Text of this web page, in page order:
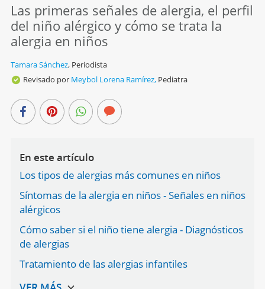
Las primeras señales de alergia, el perfil
del niño alérgico y cómo se trata la
alergia en niños
Tamara Sánchez, Periodista
Revisado por Meybol Lorena Ramírez, Pediatra
En este artículo
Los tipos de alergias más comunes en niños
Síntomas de la alergia en niños - Señales en niños
alérgicos
Cómo saber si el niño tiene alergia - Diagnósticos
de alergias
Tratamiento de las alergias infantiles